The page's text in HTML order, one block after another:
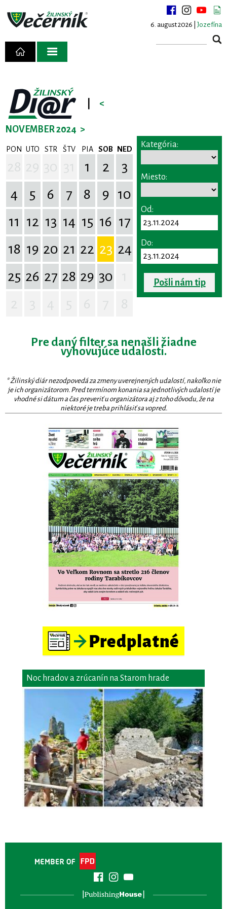
6. august 2026 | Jozefína
<
NOVEMBER 2024 >
PON UTO STR ŠTV PIA SOB NED
1 2
3
4
5 6 7 8 9 10
11 12 13 14 15 16 17
18 19 20 21 22 23 24
25 26 27 28 29 30
Kategória:
Miesto:
Od:
Do:
Pošli nám tip
Pre daný filter sa nenašli žiadne
vyhovujúce udalosti.
* Žilinský diár nezodpovedá za zmeny uverejnených udalostí, nakoľko nie
je ich organizátorom. Pred termínom konania sa jednotlivých udalostí je
vhodné si dátum a čas preveriť u organizátora aj z toho dôvodu, že na
niektoré je treba prihlásiť sa vopred.
Noc hradov a zrúcanín na Starom hrade